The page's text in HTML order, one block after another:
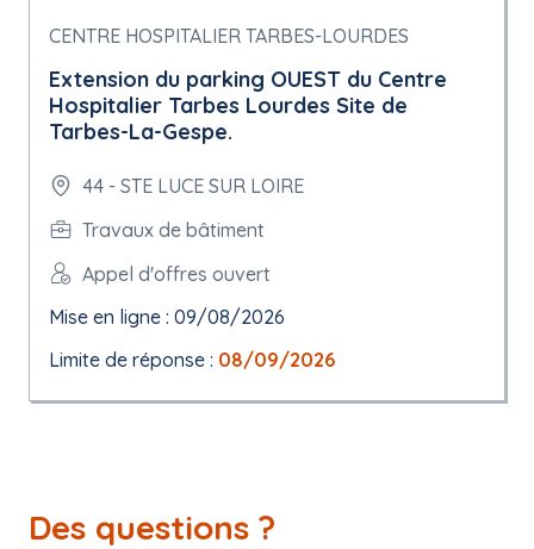
CENTRE HOSPITALIER TARBES-LOURDES
Extension du parking OUEST du Centre
Hospitalier Tarbes Lourdes Site de
Tarbes-La-Gespe.
44 - STE LUCE SUR LOIRE
Travaux de bâtiment
Appel d'offres ouvert
Mise en ligne : 09/08/2026
Limite de réponse : 08/09/2026
Des questions ?